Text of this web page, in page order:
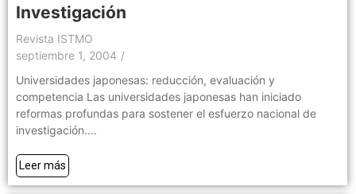
Investigación
Revista ISTMO
septiembre 1, 2004 /
Universidades japonesas: reducción, evaluación y
competencia Las universidades japonesas han iniciado
reformas profundas para sostener el esfuerzo nacional de
investigación....
Leer más